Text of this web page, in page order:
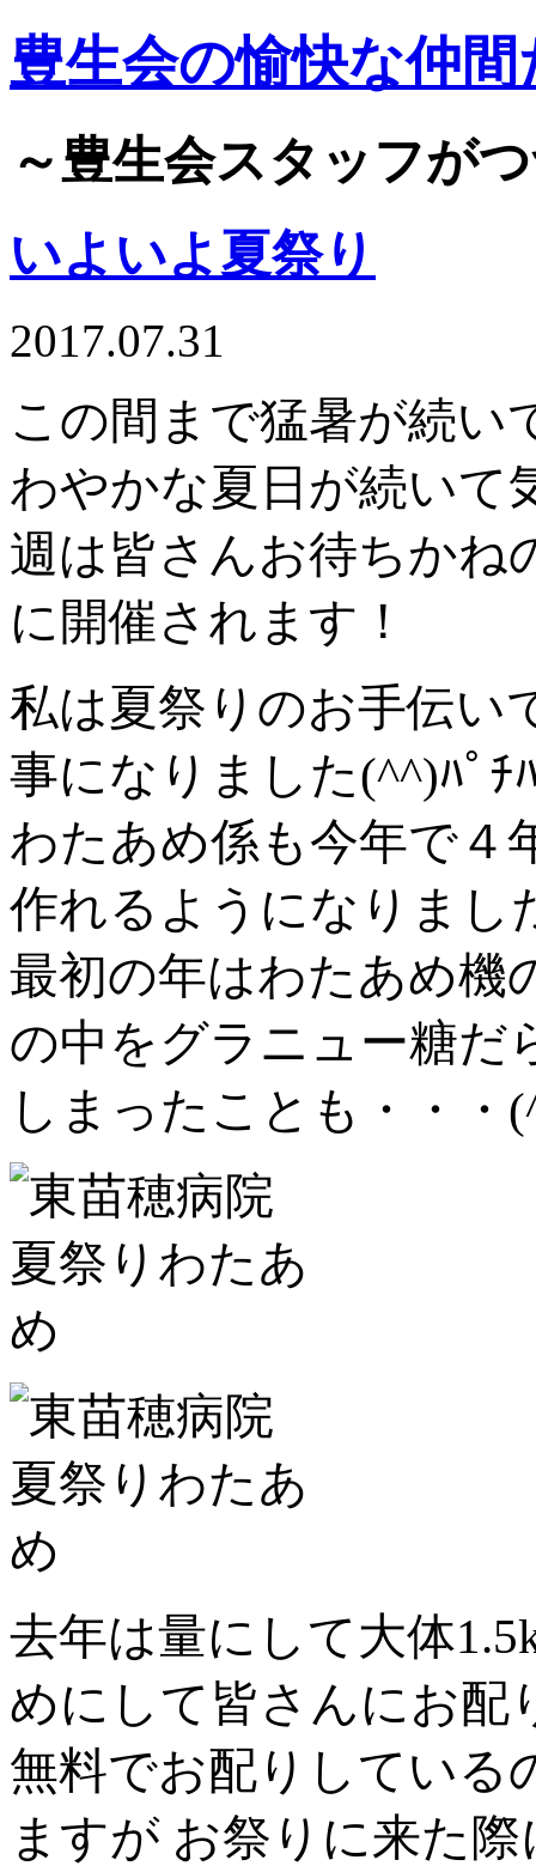
豊生会の愉快な仲間
～豊生会スタッフが
いよいよ夏祭り
2017.07.31
この間まで猛暑が続い
わやかな夏日が続いて
週は皆さんお待ちかね
に開催されます！
私は夏祭りのお手伝い
事になりました(^^)ﾊﾟﾁ
わたあめ係も今年で４
作れるようになりまし
最初の年はわたあめ機
の中をグラニュー糖だ
しまったことも・・・
去年は量にして大体
めにして皆さんにお配
無料でお配りしている
ますが お祭りに来た